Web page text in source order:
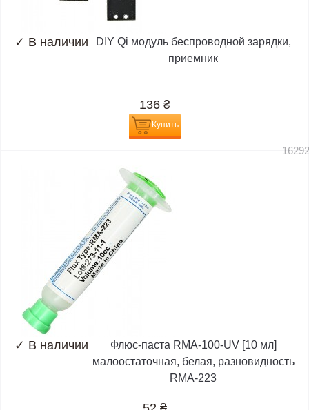
✓ В наличии
DIY Qi модуль беспроводной зарядки,
приемник
136 ₴
Купить
✓ В наличии
Флюс-паста RMA-100-UV [10 мл]
малоостаточная, белая, разновидность
RMA-223